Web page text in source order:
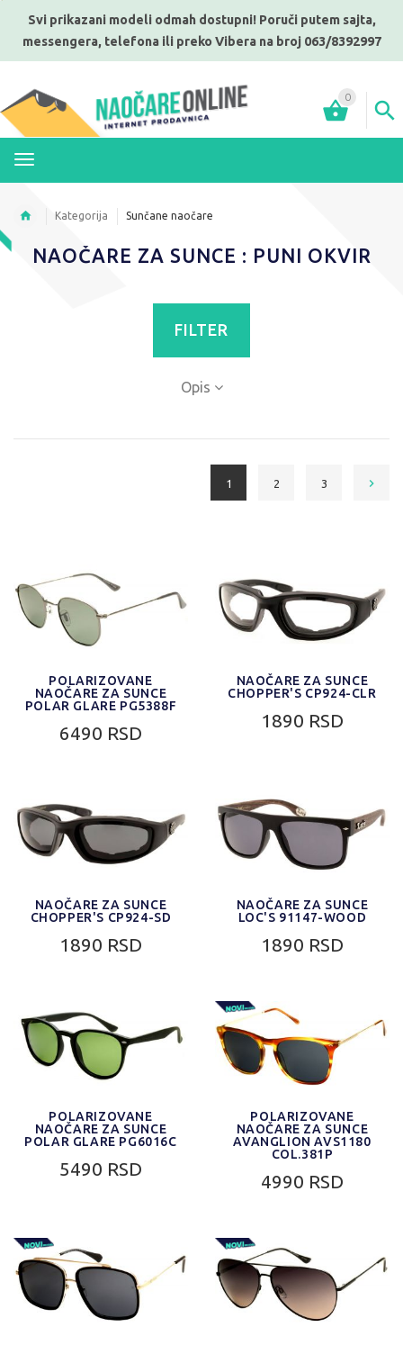
Svi prikazani modeli odmah dostupni! Poruči putem sajta,
messengera, telefona ili preko Vibera na broj 063/8392997
0
Kategorija Sunčane naočare
NAOČARE ZA SUNCE : PUNI OKVIR
FILTER
Opis
1 2 3
POLARIZOVANE
NAOČARE ZA SUNCE
POLAR GLARE PG5388F
6490 RSD
NAOČARE ZA SUNCE
CHOPPER'S CP924-CLR
1890 RSD
NAOČARE ZA SUNCE
CHOPPER'S CP924-SD
1890 RSD
NAOČARE ZA SUNCE
LOC'S 91147-WOOD
1890 RSD
POLARIZOVANE
NAOČARE ZA SUNCE
POLAR GLARE PG6016C
5490 RSD
POLARIZOVANE
NAOČARE ZA SUNCE
AVANGLION AVS1180
COL.381P
4990 RSD